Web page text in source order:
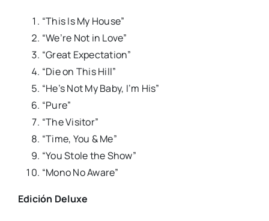
“This Is My House”
“We’re Not in Love”
“Great Expectation”
“Die on This Hill”
“He’s Not My Baby, I’m His”
“Pure”
“The Visitor”
“Time, You & Me”
“You Stole the Show”
“Mono No Aware”
Edición Deluxe